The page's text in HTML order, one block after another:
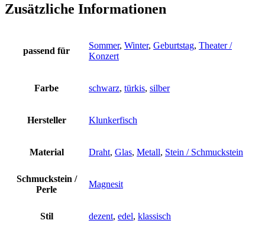
Zusätzliche Informationen
passend für
Sommer, Winter, Geburtstag, Theater /
Konzert
Farbe schwarz, türkis, silber
Hersteller Klunkerfisch
Material Draht, Glas, Metall, Stein / Schmuckstein
Schmuckstein /
Perle
Magnesit
Stil dezent, edel, klassisch